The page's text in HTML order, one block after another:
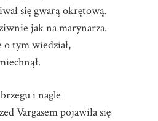
się gwarą okrętową.
jak na marynarza.
o tym wiedział,
i nagle
Vargasem pojawiła się